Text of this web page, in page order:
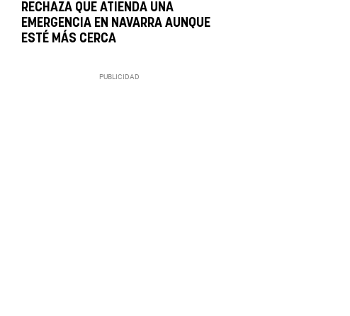
RECHAZA QUE ATIENDA UNA
EMERGENCIA EN NAVARRA AUNQUE
ESTÉ MÁS CERCA